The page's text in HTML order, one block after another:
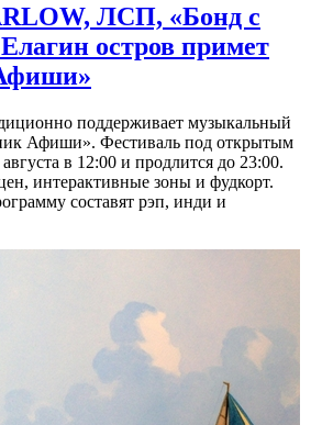
ЛСП, «Бонд с
остров примет
поддерживает музыкальный
Афиши». Фестиваль под открытым
в 12:00 и продлится до 23:00.
интерактивные зоны и фудкорт.
составят рэп, инди и